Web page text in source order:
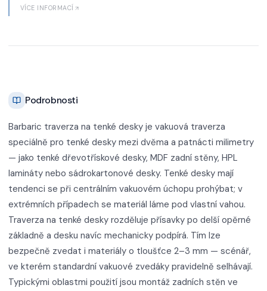
VÍCE INFORMACÍ
Podrobnosti
Barbaric traverza na tenké desky je vakuová traverza
speciálně pro tenké desky mezi dvěma a patnácti milimetry
— jako tenké dřevotřískové desky, MDF zadní stěny, HPL
lamináty nebo sádrokartonové desky. Tenké desky mají
tendenci se při centrálním vakuovém úchopu prohýbat; v
extrémních případech se materiál láme pod vlastní vahou.
Traverza na tenké desky rozděluje přísavky po delší opěrné
základně a desku navíc mechanicky podpírá. Tím lze
bezpečně zvedat i materiály o tloušťce 2–3 mm — scénář,
ve kterém standardní vakuové zvedáky pravidelně selhávají.
Typickými oblastmi použití jsou montáž zadních stěn ve